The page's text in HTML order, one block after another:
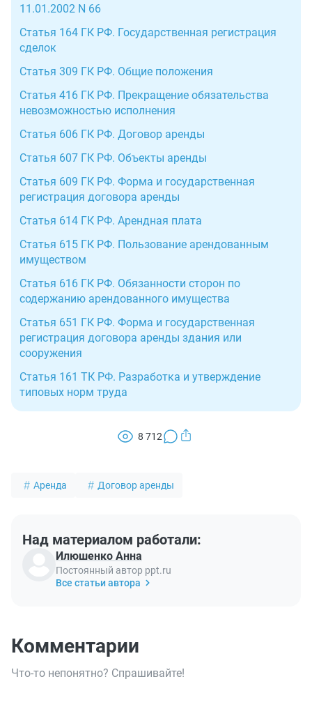
11.01.2002 N 66
Статья 164 ГК РФ. Государственная регистрация
сделок
Статья 309 ГК РФ. Общие положения
Статья 416 ГК РФ. Прекращение обязательства
невозможностью исполнения
Статья 606 ГК РФ. Договор аренды
Статья 607 ГК РФ. Объекты аренды
Статья 609 ГК РФ. Форма и государственная
регистрация договора аренды
Статья 614 ГК РФ. Арендная плата
Статья 615 ГК РФ. Пользование арендованным
имуществом
Статья 616 ГК РФ. Обязанности сторон по
содержанию арендованного имущества
Статья 651 ГК РФ. Форма и государственная
регистрация договора аренды здания или
сооружения
Статья 161 ТК РФ. Разработка и утверждение
типовых норм труда
8 712
Аренда Договор аренды
Над материалом работали:
Илюшенко Анна
Постоянный автор ppt.ru
Все статьи автора
Комментарии
Что-то непонятно? Спрашивайте!